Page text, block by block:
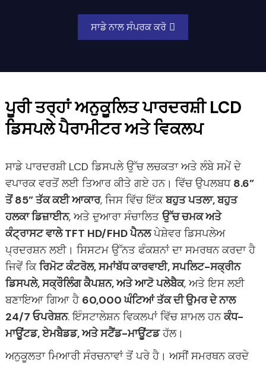
ਸਾਡੇ ਨਾਲ ਸੰਪਰਕ ਕਰੋ
ਪੂਰੀ ਤਰ੍ਹਾਂ ਅਨੁਕੂਲਿਤ ਪਾਰਦਰਸ਼ੀ LCD
ਡਿਸਪਲੇ ਪੈਰਾਮੀਟਰ ਅਤੇ ਵਿਕਲਪ
ਸਾਡੇ ਪਾਰਦਰਸ਼ੀ LCD ਡਿਸਪਲੇ ਉੱਚ ਲਚਕਤਾ ਅਤੇ ਲੰਬੇ ਸਮੇਂ ਦੇ
ਵਪਾਰਕ ਵਰਤੋਂ ਲਈ ਤਿਆਰ ਕੀਤੇ ਗਏ ਹਨ। ਵਿੱਚ ਉਪਲਬਧ 8.6”
ਤੋਂ 85” ਤੱਕ ਕਈ ਆਕਾਰ, ਜਿਸ ਵਿੱਚ ਇੱਕਬਹੁਤ ਪਤਲਾ, ਬਹੁਤ
ਹਲਕਾ ਡਿਜ਼ਾਈਨ, ਅਤੇ ਦੁਆਰਾ ਸੰਚਾਲਿਤਉੱਚ ਚਮਕ ਅਤੇ
ਕੰਟ੍ਰਾਸਟ ਵਾਲੇ TFT HD/FHD ਪੈਨਲਪੇਸ਼ੇਵਰ ਡਿਸਪਲੇਅ
ਪ੍ਰਦਰਸ਼ਨ ਲਈ। ਸਿਸਟਮ ਉੱਨਤ ਫੰਕਸ਼ਨਾਂ ਦਾ ਸਮਰਥਨ ਕਰਦਾ ਹੈ
ਜਿਵੇਂ ਕਿਰਿਮੋਟ ਕੰਟਰੋਲ, ਸਮਾਂਬੱਧ ਕਾਰਵਾਈ, ਸਪਲਿਟ-ਸਕ੍ਰੀਨ
ਡਿਸਪਲੇ, ਸਕ੍ਰੌਲਿੰਗ ਕੈਪਸ਼ਨ, ਅਤੇ ਆਟੋ ਪਲੇਬੈਕ, ਅਤੇ ਇਸ ਲਈ
ਬਣਾਇਆ ਗਿਆ ਹੈ 60,000 ਘੰਟਿਆਂ ਤੱਕ ਦੀ ਉਮਰ ਦੇ ਨਾਲ
24/7 ਓਪਰੇਸ਼ਨ. ਇੰਸਟਾਲੇਸ਼ਨ ਵਿਕਲਪਾਂ ਵਿੱਚ ਸ਼ਾਮਲ ਹਨਕੰਧ-
ਮਾਊਂਟਡ, ਏਮਬੈਡਡ, ਅਤੇ ਸਟੈਂਡ-ਮਾਊਂਟਡਹੱਲ।
ਅਨੁਕੂਲਤਾ ਮਿਆਰੀ ਸੰਰਚਨਾਵਾਂ ਤੋਂ ਪਰੇ ਹੈ। ਅਸੀਂ ਸਮਰਥਨ ਕਰਦੇ